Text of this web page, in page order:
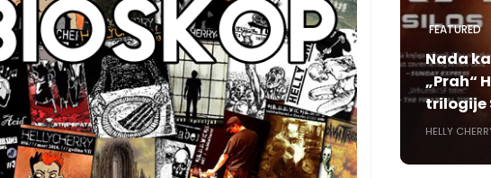
FEATURED
Nada
„Prah“
trilogije
HELLY